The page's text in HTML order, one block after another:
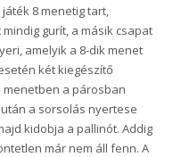
8 menetig tart,
gurít, a másik csapat
amelyik a 8-dik menet
két kiegészítő
a párosban
a sorsolás nyertese
kidobja a pallinót. Addig
már nem áll fenn. A